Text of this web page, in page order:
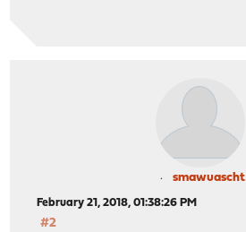
smawuascht
February 21, 2018, 01:38:26 PM
#2